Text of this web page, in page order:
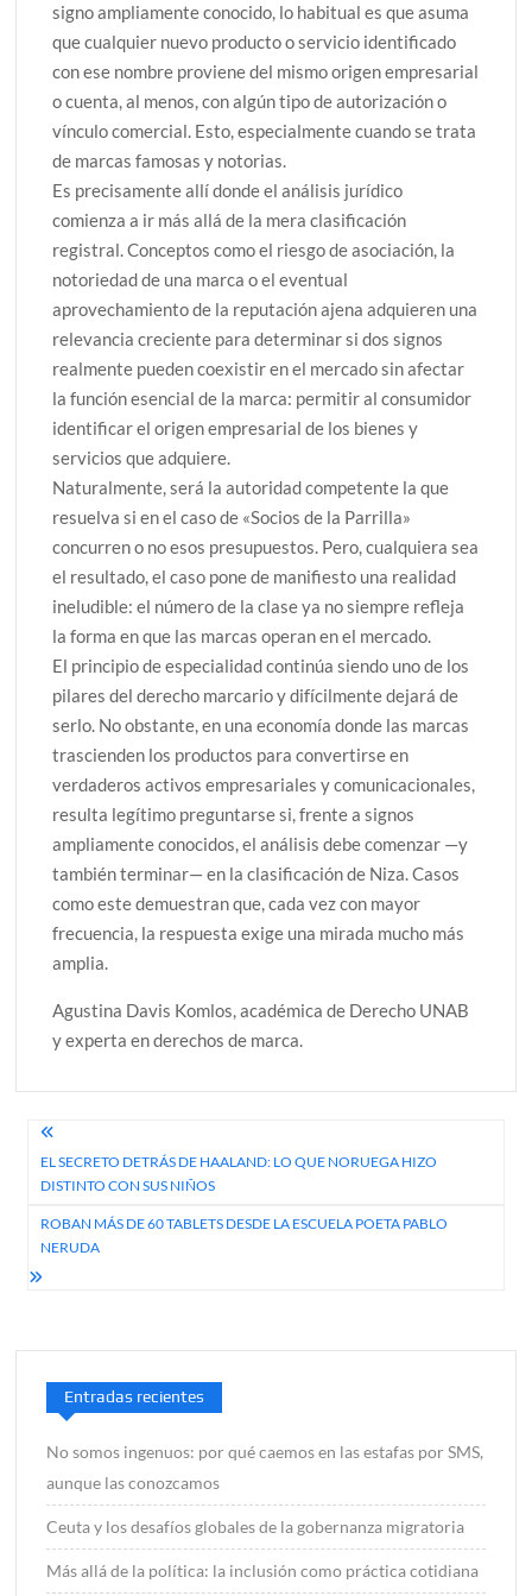
signo ampliamente conocido, lo habitual es que asuma
que cualquier nuevo producto o servicio identificado
con ese nombre proviene del mismo origen empresarial
o cuenta, al menos, con algún tipo de autorización o
vínculo comercial. Esto, especialmente cuando se trata
de marcas famosas y notorias.
Es precisamente allí donde el análisis jurídico
comienza a ir más allá de la mera clasificación
registral. Conceptos como el riesgo de asociación, la
notoriedad de una marca o el eventual
aprovechamiento de la reputación ajena adquieren una
relevancia creciente para determinar si dos signos
realmente pueden coexistir en el mercado sin afectar
la función esencial de la marca: permitir al consumidor
identificar el origen empresarial de los bienes y
servicios que adquiere.
Naturalmente, será la autoridad competente la que
resuelva si en el caso de «Socios de la Parrilla»
concurren o no esos presupuestos. Pero, cualquiera sea
el resultado, el caso pone de manifiesto una realidad
ineludible: el número de la clase ya no siempre refleja
la forma en que las marcas operan en el mercado.
El principio de especialidad continúa siendo uno de los
pilares del derecho marcario y difícilmente dejará de
serlo. No obstante, en una economía donde las marcas
trascienden los productos para convertirse en
verdaderos activos empresariales y comunicacionales,
resulta legítimo preguntarse si, frente a signos
ampliamente conocidos, el análisis debe comenzar —y
también terminar— en la clasificación de Niza. Casos
como este demuestran que, cada vez con mayor
frecuencia, la respuesta exige una mirada mucho más
amplia.
Agustina Davis Komlos, académica de Derecho UNAB
y experta en derechos de marca.
Navegación
de
entradas
EL SECRETO DETRÁS DE HAALAND: LO QUE NORUEGA HIZO
DISTINTO CON SUS NIÑOS
ROBAN MÁS DE 60 TABLETS DESDE LA ESCUELA POETA PABLO
NERUDA
Entradas recientes
No somos ingenuos: por qué caemos en las estafas por SMS,
aunque las conozcamos
Ceuta y los desafíos globales de la gobernanza migratoria
Más allá de la política: la inclusión como práctica cotidiana